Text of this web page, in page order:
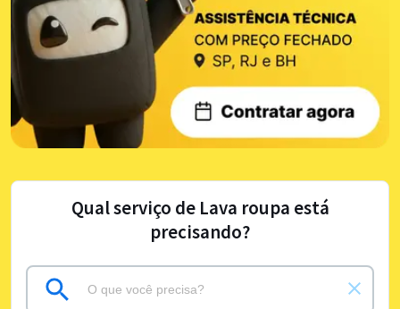
Qual serviço de Lava roupa está
precisando?